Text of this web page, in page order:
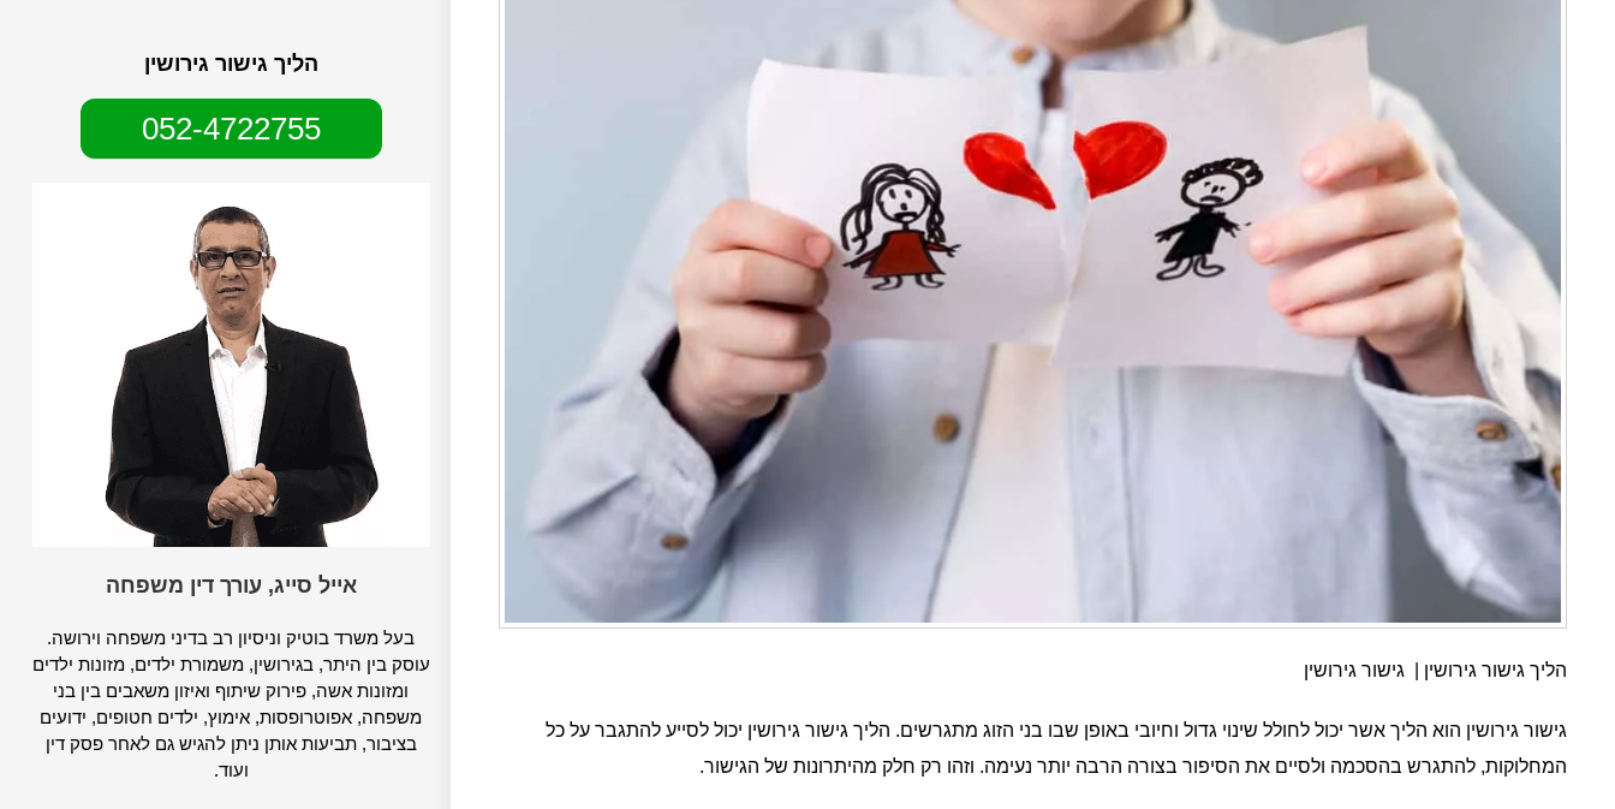
הליך גישור גירושין | גישור גירושין
גישור גירושין הוא הליך אשר יכול לחולל שינוי גדול וחיובי באופן שבו בני הזוג מתגרשים. הליך גישור גירושין יכול לסייע להתגבר על כל
המחלוקות, להתגרש בהסכמה ולסיים את הסיפור בצורה הרבה יותר נעימה. וזהו רק חלק מהיתרונות של הגישור.
הליך גישור גירושין
052-4722755
אייל סייג, עורך דין משפחה
בעל משרד בוטיק וניסיון רב בדיני משפחה וירושה.
עוסק בין היתר, בגירושין, משמורת ילדים, מזונות ילדים
ומזונות אשה, פירוק שיתוף ואיזון משאבים בין בני
משפחה, אפוטרופסות, אימוץ, ילדים חטופים, ידועים
בציבור, תביעות אותן ניתן להגיש גם לאחר פסק דין
ועוד.